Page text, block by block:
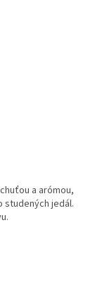
a arómou,
studených jedál.